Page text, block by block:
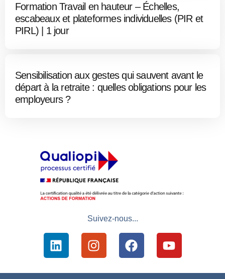
Formation Travail en hauteur – Échelles,
escabeaux et plateformes individuelles (PIR et
PIRL) | 1 jour
Sensibilisation aux gestes qui sauvent avant le
départ à la retraite : quelles obligations pour les
employeurs ?
Suivez-nous...